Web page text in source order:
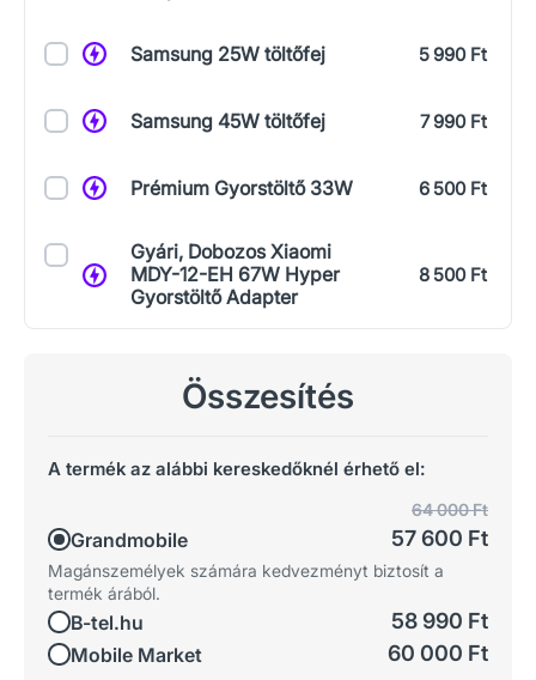
Samsung 25W töltőfej 5 990 Ft
Samsung 45W töltőfej 7 990 Ft
Prémium Gyorstöltő 33W 6 500 Ft
Gyári, Dobozos Xiaomi
MDY-12-EH 67W Hyper
Gyorstöltő Adapter
8 500 Ft
Összesítés
A termék az alábbi kereskedőknél érhető el:
Grandmobile
64 000 Ft
57 600 Ft
Magánszemélyek számára kedvezményt biztosít a
termék árából.
B-tel.hu 58 990 Ft
Mobile Market 60 000 Ft